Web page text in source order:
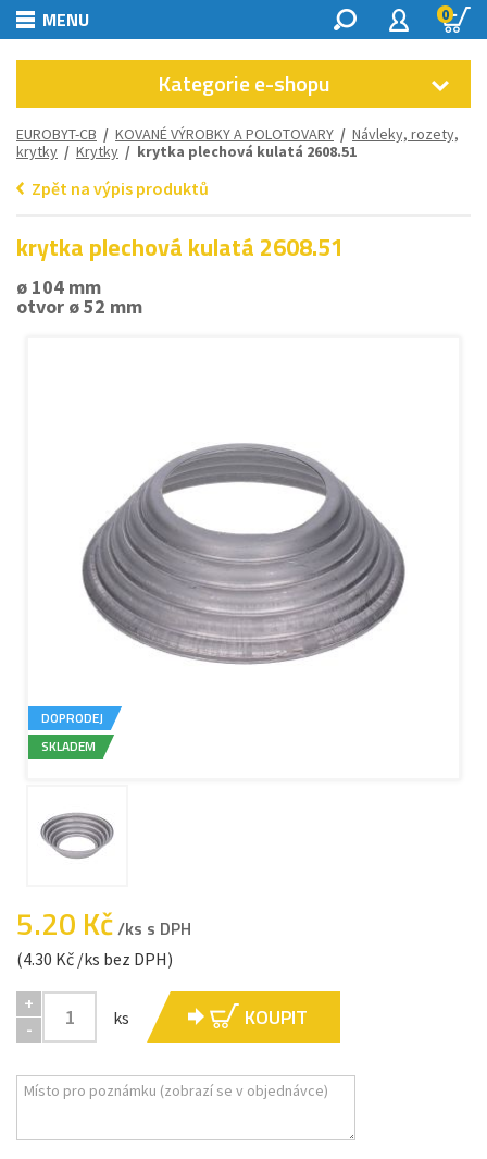
MENU 0
Kategorie e-shopu
EUROBYT-CB / KOVANÉ VÝROBKY A POLOTOVARY / Návleky, rozety,
krytky / Krytky / krytka plechová kulatá 2608.51
Zpět na výpis produktů
krytka plechová kulatá 2608.51
ø 104 mm
otvor ø 52 mm
DOPRODEJ
SKLADEM
5.20 Kč/ks s DPH
(4.30 Kč /ks bez DPH)
+
-
ks KOUPIT